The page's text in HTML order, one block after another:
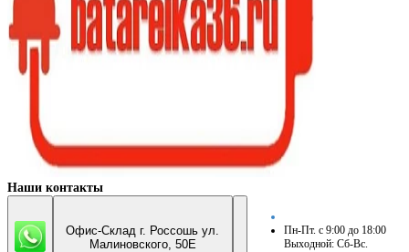
Наши контакты
Офис-Склад г. Россошь ул.
Малиновского, 50Е
Пн-Пт. с 9:00 до 18:00
Выходной: Сб-Вс.